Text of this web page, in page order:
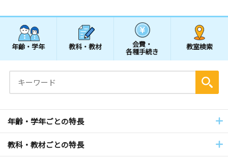
年齢・学年 教科・教材 会費・
各種手続き
教室検索
年齢・学年ごとの特長
教科・教材ごとの特長